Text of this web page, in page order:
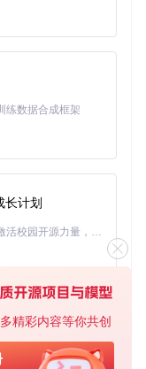
精彩内容等你共创
信息上传到任何服
、服务器负载等。
用带宽的应用。
务，包括演唱会、
错过心仪的活动而
轻松上手，体验高
抢票都胸有成竹！
下载源代码
练数据合成框架
长计划
「源启盛夏」暑期校园开发者成长计划旨在激活校园开源力量，通过积分激励、认证扶持、资源倾斜等形式，引导高校组织和开发者完成「入驻 — 建项目 — 做贡献 — 获认证 — 得资源」的完整闭环。无论你是想带领社团入驻平台的组织者，还是希望用代码贡献证明自己的开发者，都能在这里找到属于你的成长路径。
基于Python的Xiaozhi AI，适用于想要完整Xiaozhi体验而无需拥有专用硬件的用户。